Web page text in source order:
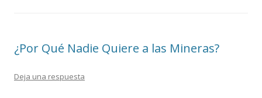
¿Por Qué Nadie Quiere a las Mineras?
Deja una respuesta